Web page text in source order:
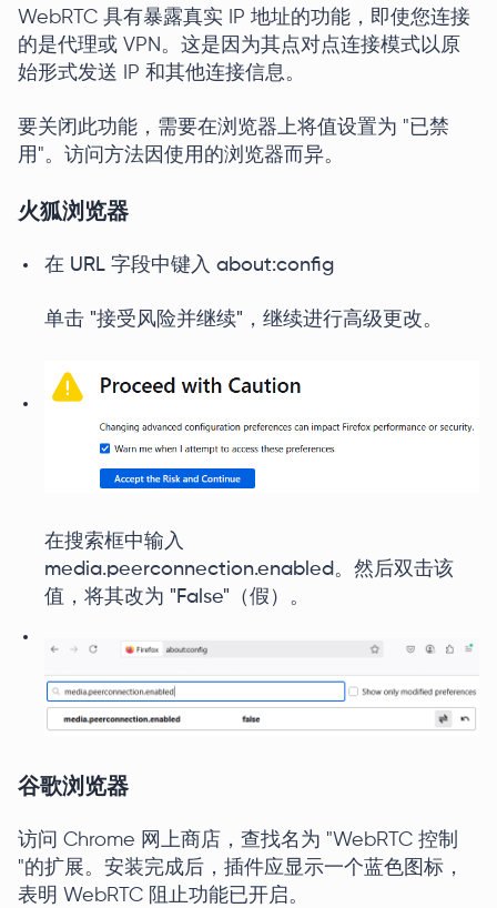
WebRTC 具有暴露真实 IP 地址的功能，即使您连接
的是代理或 VPN。这是因为其点对点连接模式以原
始形式发送 IP 和其他连接信息。
要关闭此功能，需要在浏览器上将值设置为 "已禁
用"。访问方法因使用的浏览器而异。
火狐浏览器
在 URL 字段中键入 about:config
单击 "接受风险并继续"，继续进行高级更改。
在搜索框中输入
media.peerconnection.enabled。然后双击该
值，将其改为 "False"（假）。
谷歌浏览器
访问 Chrome 网上商店，查找名为 "WebRTC 控制
"的扩展。安装完成后，插件应显示一个蓝色图标，
表明 WebRTC 阻止功能已开启。